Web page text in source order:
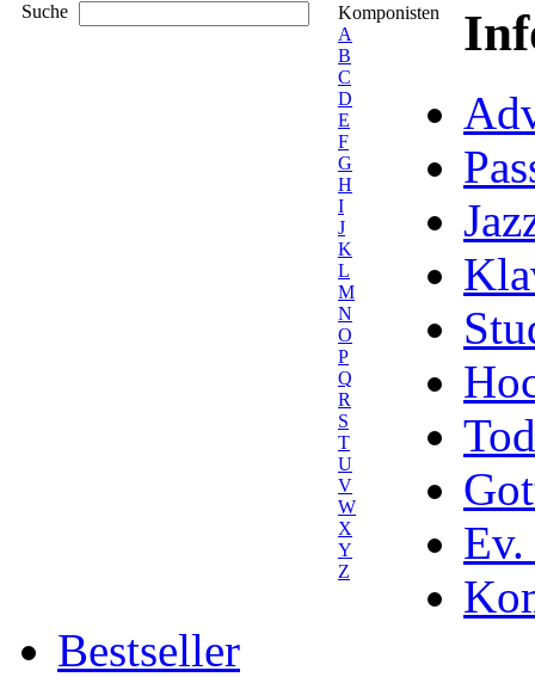
Suche
Komponisten
A
B
C
D
E
F
G
H
I
J
K
L
M
N
O
P
Q
R
S
T
U
V
W
X
Y
Z
Ev.
Bestseller